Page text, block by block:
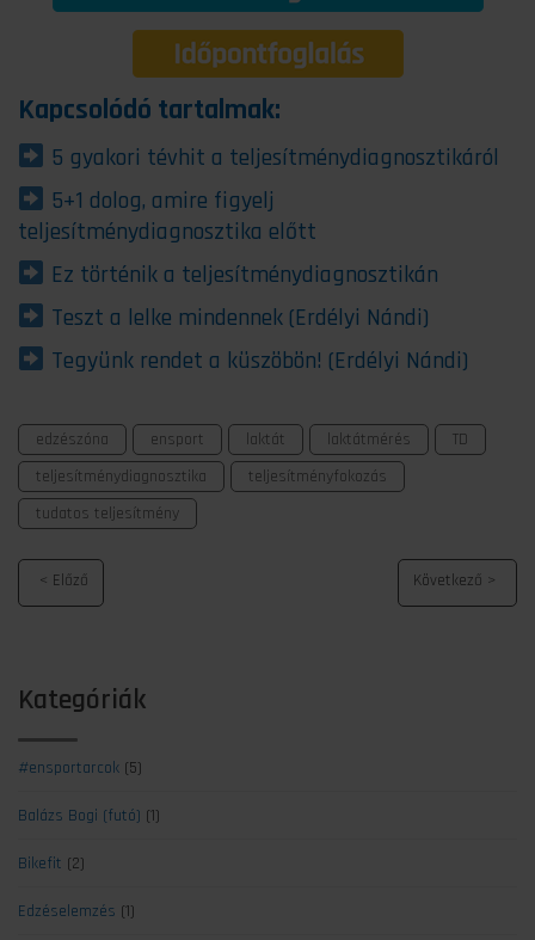
Kapcsolódó tartalmak:
5 gyakori tévhit a teljesítménydiagnosztikáról
5+1 dolog, amire figyelj
teljesítménydiagnosztika előtt
Ez történik a teljesítménydiagnosztikán
Teszt a lelke mindennek (Erdélyi Nándi)
Tegyünk rendet a küszöbön! (Erdélyi Nándi)
edzészóna ensport laktát laktátmérés
TD
teljesítménydiagnosztika
teljesítményfokozás
tudatos teljesítmény
Kategóriák
#ensportarcok (5)
Balázs Bogi (futó) (1)
Bikefit (2)
Edzéselemzés (1)